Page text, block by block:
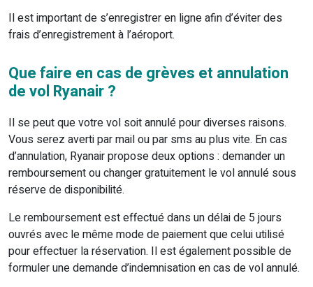
Il est important de s’enregistrer en ligne afin d’éviter des
frais d’enregistrement à l’aéroport.
Que faire en cas de grèves et annulation
de vol Ryanair ?
Il se peut que votre vol soit annulé pour diverses raisons.
Vous serez averti par mail ou par sms au plus vite. En cas
d’annulation, Ryanair propose deux options : demander un
remboursement ou changer gratuitement le vol annulé sous
réserve de disponibilité.
Le remboursement est effectué dans un délai de 5 jours
ouvrés avec le même mode de paiement que celui utilisé
pour effectuer la réservation. Il est également possible de
formuler une demande d’indemnisation en cas de vol annulé.